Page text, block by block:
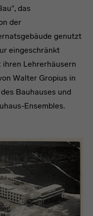
das
der
genutzt
eingeschränkt
ihren Lehrerhäusern
Walter Gropius in
Bauhauses und
Ensembles.